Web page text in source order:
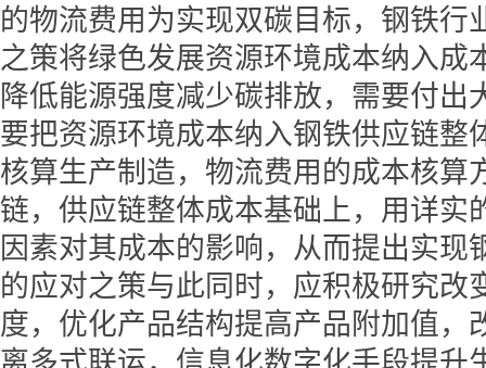
的物流费用为实现双碳目标，钢铁行
之策将绿色发展资源环境成本纳入成
降低能源强度减少碳排放，需要付出
要把资源环境成本纳入钢铁供应链整
核算生产制造，物流费用的成本核算
链，供应链整体成本基础上，用详实
因素对其成本的影响，从而提出实现
的应对之策与此同时，应积极研究改
度，优化产品结构提高产品附加值，